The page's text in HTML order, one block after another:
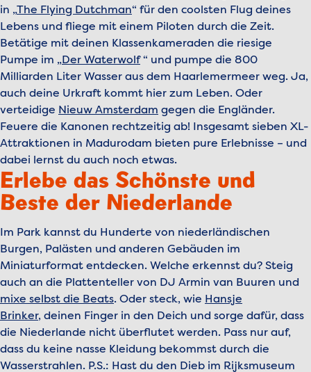
in „The Flying Dutchman“ für den coolsten Flug deines
Lebens und fliege mit einem Piloten durch die Zeit.
Betätige mit deinen Klassenkameraden die riesige
Pumpe im „Der Waterwolf“ und pumpe die 800
Milliarden Liter Wasser aus dem Haarlemermeer weg. Ja,
auch deine Urkraft kommt hier zum Leben. Oder
verteidige Nieuw Amsterdam gegen die Engländer.
Feuere die Kanonen rechtzeitig ab! Insgesamt sieben XL-
Attraktionen in Madurodam bieten pure Erlebnisse – und
dabei lernst du auch noch etwas.
Erlebe das Schönste und
Beste der Niederlande
Im Park kannst du Hunderte von niederländischen
Burgen, Palästen und anderen Gebäuden im
Miniaturformat entdecken. Welche erkennst du? Steig
auch an die Plattenteller von DJ Armin van Buuren und
mixe selbst die Beats. Oder steck, wie Hansje
Brinker, deinen Finger in den Deich und sorge dafür, dass
die Niederlande nicht überflutet werden. Pass nur auf,
dass du keine nasse Kleidung bekommst durch die
Wasserstrahlen. P.S.: Hast du den Dieb im Rijksmuseum